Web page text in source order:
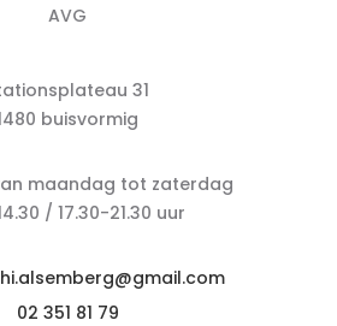
AVG
31
buisvormig
maandag tot zaterdag
/ 17.30-21.30 uur
02 351 81 79